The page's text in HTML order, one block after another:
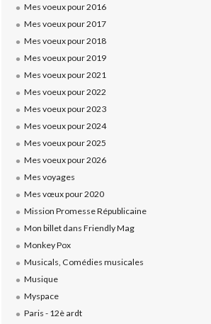
Mes voeux pour 2016
Mes voeux pour 2017
Mes voeux pour 2018
Mes voeux pour 2019
Mes voeux pour 2021
Mes voeux pour 2022
Mes voeux pour 2023
Mes voeux pour 2024
Mes voeux pour 2025
Mes voeux pour 2026
Mes voyages
Mes vœux pour 2020
Mission Promesse Républicaine
Mon billet dans Friendly Mag
Monkey Pox
Musicals, Comédies musicales
Musique
Myspace
Paris - 12è ardt